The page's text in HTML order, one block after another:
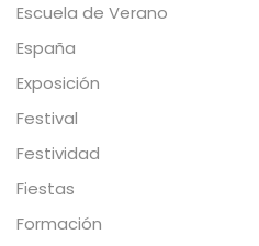
Escuela de Verano
España
Exposición
Festival
Festividad
Fiestas
Formación